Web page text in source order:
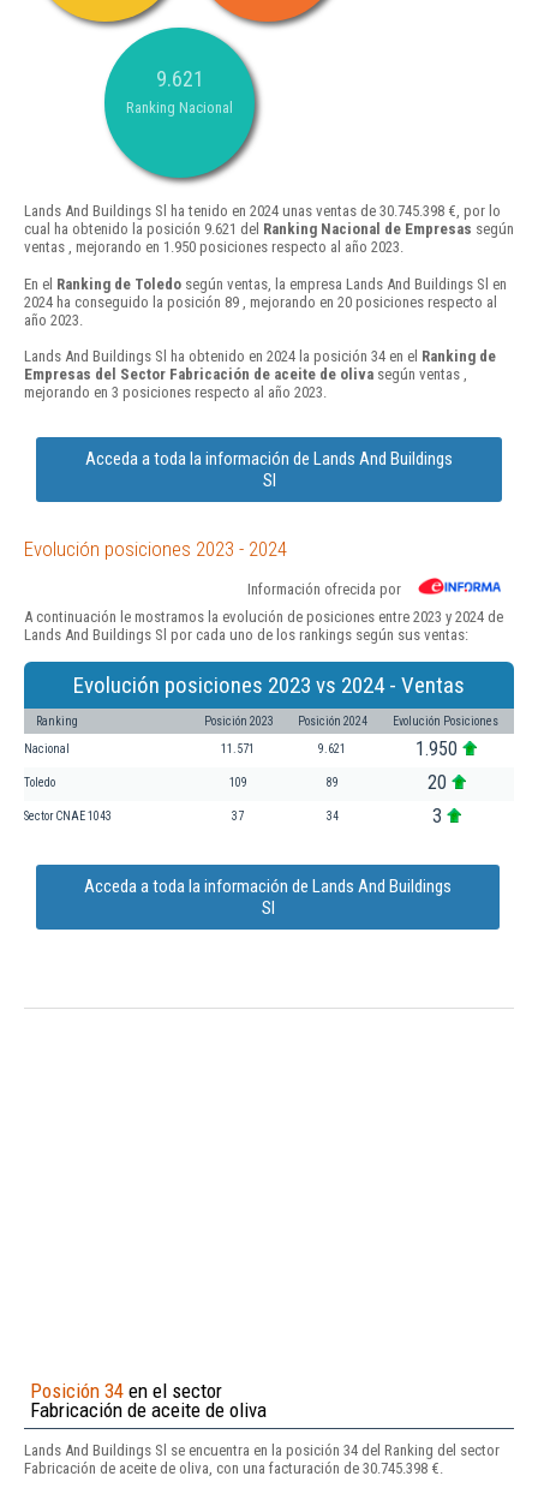
9.621
Ranking Nacional
Lands And Buildings Sl ha tenido en 2024 unas ventas de 30.745.398 €, por lo
cual ha obtenido la posición 9.621 del Ranking Nacional de Empresas según
ventas , mejorando en 1.950 posiciones respecto al año 2023.
En el Ranking de Toledo según ventas, la empresa Lands And Buildings Sl en
2024 ha conseguido la posición 89 , mejorando en 20 posiciones respecto al
año 2023.
Lands And Buildings Sl ha obtenido en 2024 la posición 34 en el Ranking de
Empresas del Sector Fabricación de aceite de oliva según ventas ,
mejorando en 3 posiciones respecto al año 2023.
Acceda a toda la información de Lands And Buildings
Sl
Evolución posiciones 2023 - 2024
Información ofrecida por
A continuación le mostramos la evolución de posiciones entre 2023 y 2024 de
Lands And Buildings Sl por cada uno de los rankings según sus ventas:
Evolución posiciones 2023 vs 2024 - Ventas
Ranking Posición 2023 Posición 2024 Evolución Posiciones
Nacional 11.571 9.621 1.950
Toledo 109 89 20
Sector CNAE 1043 37 34 3
Acceda a toda la información de Lands And Buildings
Sl
Posición 34 en el sector
Fabricación de aceite de oliva
Lands And Buildings Sl se encuentra en la posición 34 del Ranking del sector
Fabricación de aceite de oliva, con una facturación de 30.745.398 €.